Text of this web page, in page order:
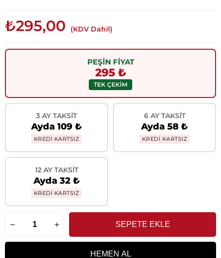
₺295,00 (KDV Dahil)
PEŞİN FİYAT
295 ₺
TEK ÇEKİM
3 AY TAKSIT
Ayda 109 ₺
KREDİ KARTSIZ
6 AY TAKSIT
Ayda 58 ₺
KREDİ KARTSIZ
12 AY TAKSIT
Ayda 32 ₺
KREDİ KARTSIZ